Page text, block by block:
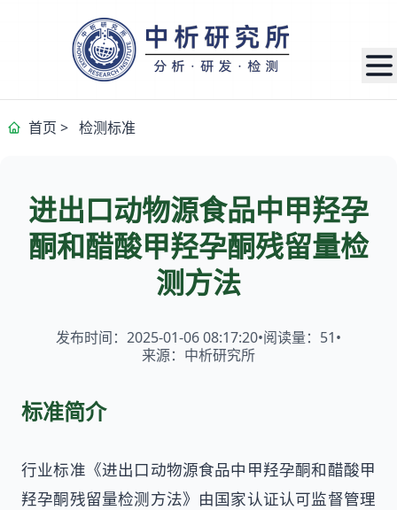
首页 > 检测标准
进出口动物源食品中甲羟孕
酮和醋酸甲羟孕酮残留量检
测方法
发布时间：2025-01-06 08:17:20•阅读量： 51•
来源：中析研究所
标准简介
行业标准《进出口动物源食品中甲羟孕酮和醋酸甲
羟孕酮残留量检测方法》由国家认证认可监督管理